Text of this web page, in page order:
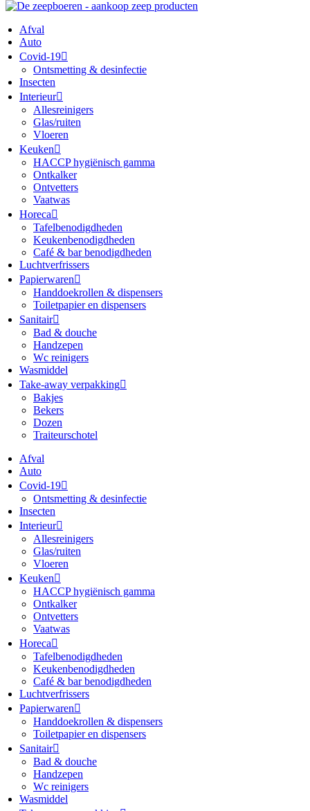
Afval
Auto
Covid-19
Ontsmetting & desinfectie
Insecten
Interieur
Allesreinigers
Glas/ruiten
Vloeren
Keuken
HACCP hygiënisch gamma
Ontkalker
Ontvetters
Vaatwas
Horeca
Tafelbenodigdheden
Keukenbenodigdheden
Café & bar benodigdheden
Luchtverfrissers
Papierwaren
Handdoekrollen & dispensers
Toiletpapier en dispensers
Sanitair
Bad & douche
Handzepen
Wc reinigers
Wasmiddel
Take-away verpakking
Bakjes
Bekers
Dozen
Traiteurschotel
Afval
Auto
Covid-19
Ontsmetting & desinfectie
Insecten
Interieur
Allesreinigers
Glas/ruiten
Vloeren
Keuken
HACCP hygiënisch gamma
Ontkalker
Ontvetters
Vaatwas
Horeca
Tafelbenodigdheden
Keukenbenodigdheden
Café & bar benodigdheden
Luchtverfrissers
Papierwaren
Handdoekrollen & dispensers
Toiletpapier en dispensers
Sanitair
Bad & douche
Handzepen
Wc reinigers
Wasmiddel